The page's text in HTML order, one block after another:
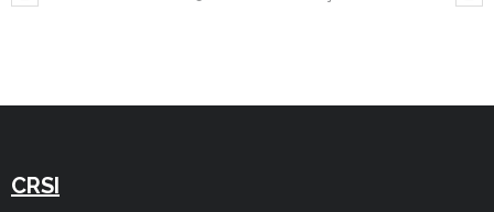
CRSI